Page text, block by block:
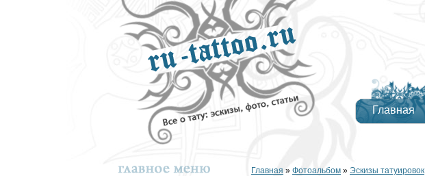
Главная
Главная » Фотоальбом » Эскизы татуировок